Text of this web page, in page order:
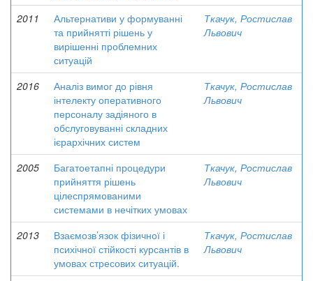
2011
Альтернативи у формуванні
та прийнятті рішень у
вирішенні проблемних
ситуацій
Ткачук, Ростислав
Львович
2016
Аналіз вимог до рівня
інтелекту оперативного
персоналу задіяного в
обслуговуванні складних
ієрархічних систем
Ткачук, Ростислав
Львович
2005
Багатоетапні процедури
прийняття рішень
цілеспрямованими
системами в нечітких умовах
Ткачук, Ростислав
Львович
2013
Взаємозв’язок фізичної і
психічної стійкості курсантів в
умовах стресових ситуацій.
Ткачук, Ростислав
Львович